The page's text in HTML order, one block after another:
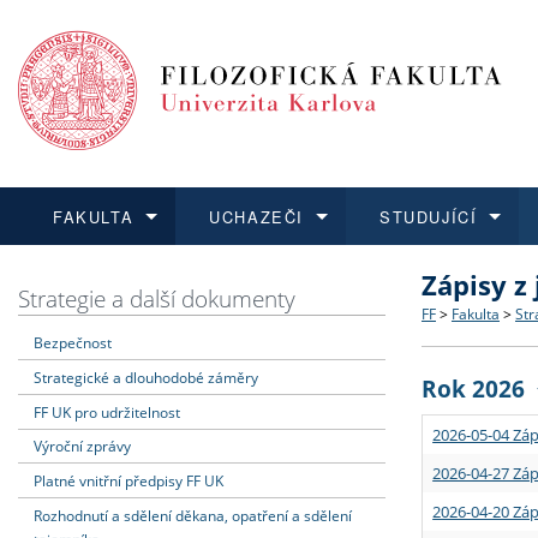
FAKULTA
Dozvědět se více
Struktura
Strategie
Podpora
UCHAZEČI
Podat přihlášku
Co
Učitelské
STUDUJÍCÍ
Dozvědět se více
Rigorózní
Dozvědět se více
O vědě a
Granty a
Dozvědět se více
Aktuální
Strategie a další dokumenty
Bezpečnost
Strategické a dlouhodobé záměry
FF UK pro udržitelnost
Výroční zprávy
Platné vnitřní předpisy FF UK
Rozhodnutí a sdělení děkana, opatření a sdělení
Zápisy
FF > Fakulta >
Rok 2026
2026-05-04
2026-04-27
2026-04-20